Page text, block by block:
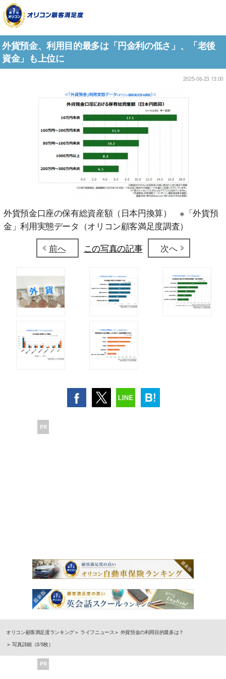
外貨預金、利用目的最多は「円金利の低さ」、「老後
資金」も上位に
2025-06-23 13:00
外貨預金口座の保有総資産額（日本円換算） ※「外貨預
金」利用実態データ（オリコン顧客満足度調査）
前へ
この写真の記事 次へ
PR
オリコン顧客満足度ランキング ライフニュース
外貨預金の利用目的最多は？
写真詳細（3/5枚）
PR